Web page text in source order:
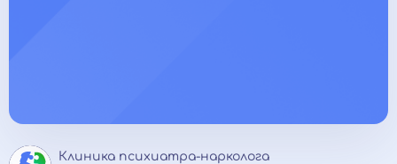
Клиника психиатра-нарколога